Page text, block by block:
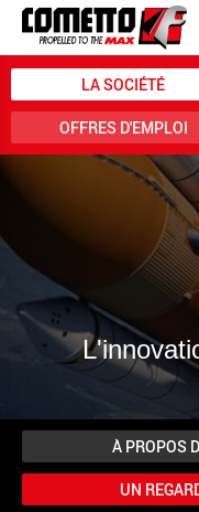
LA SOCIÉTÉ
OFFRES D'EMPLOI
À PROPOS
UN